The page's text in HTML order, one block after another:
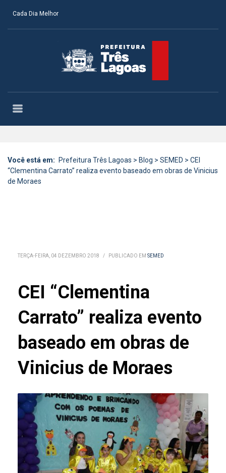
Cada Dia Melhor
Você está em: Prefeitura Três Lagoas > Blog > SEMED > CEI
“Clementina Carrato” realiza evento baseado em obras de Vinicius
de Moraes
TERÇA-FEIRA, 04 DEZEMBRO 2018 / PUBLICADO EM SEMED
CEI “Clementina
Carrato” realiza evento
baseado em obras de
Vinicius de Moraes